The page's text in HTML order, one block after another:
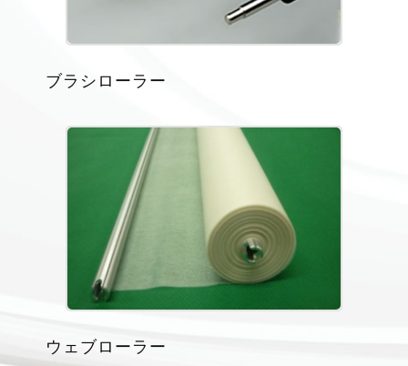
ブラシローラー
ウェブローラー